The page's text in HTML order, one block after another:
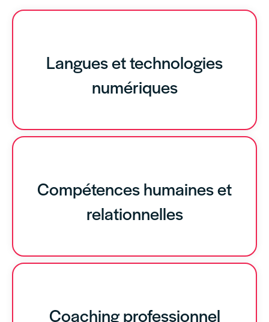
Langues et technologies
numériques
Compétences humaines et
relationnelles
Coaching professionnel